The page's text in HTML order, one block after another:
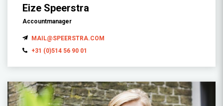
Eize Speerstra
Accountmanager
MAIL@SPEERSTRA.COM
+31 (0)514 56 90 01